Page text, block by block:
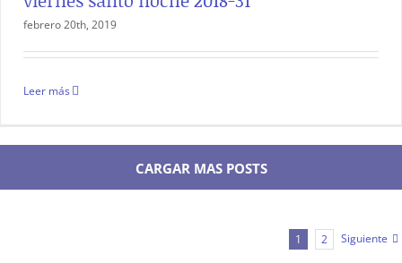
febrero 20th, 2019
Leer más
CARGAR MAS POSTS
1 2 Siguiente